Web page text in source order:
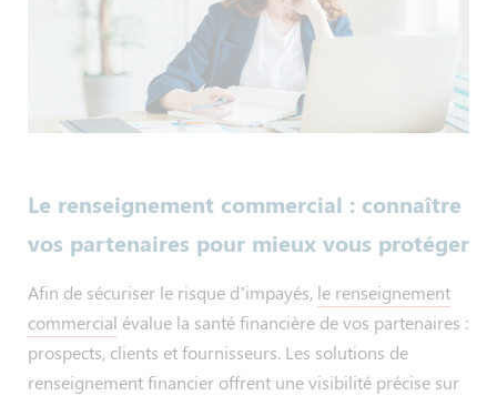
Le renseignement commercial : connaître
vos partenaires pour mieux vous protéger
Afin de sécuriser le risque d’impayés, le renseignement
commercial évalue la santé financière de vos partenaires :
prospects, clients et fournisseurs. Les solutions de
renseignement financier offrent une visibilité précise sur